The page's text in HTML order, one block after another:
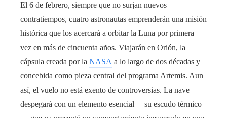
El 6 de febrero, siempre que no surjan nuevos
contratiempos, cuatro astronautas emprenderán una misión
histórica que los acercará a orbitar la Luna por primera
vez en más de cincuenta años. Viajarán en Orión, la
cápsula creada por la NASA a lo largo de dos décadas y
concebida como pieza central del programa Artemis. Aun
así, el vuelo no está exento de controversias. La nave
despegará con un elemento esencial —su escudo térmico